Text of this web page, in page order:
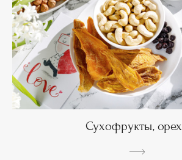
Сухофрукты,